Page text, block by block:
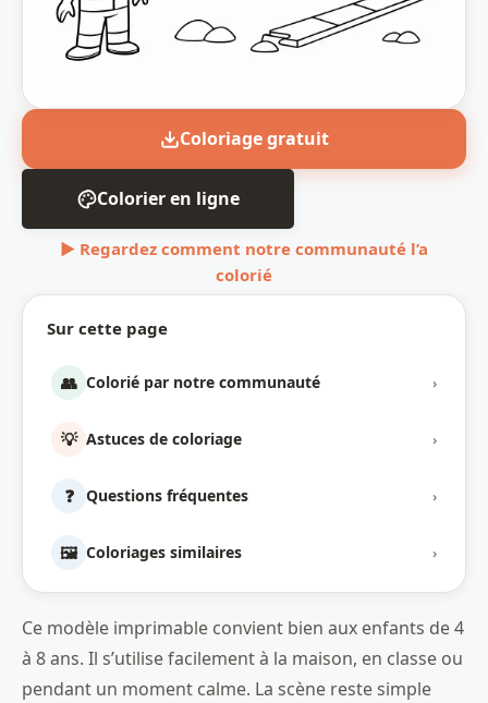
Sur cette page
👥 Colorié par notre communauté ›
💡 Astuces de coloriage ›
❓ Questions fréquentes ›
🖼️ Coloriages similaires ›
Coloriage gratuit
Colorier en ligne
▶ Regardez comment notre communauté l’a
colorié
Ce modèle imprimable convient bien aux enfants de 4
à 8 ans. Il s’utilise facilement à la maison, en classe ou
pendant un moment calme. La scène reste simple